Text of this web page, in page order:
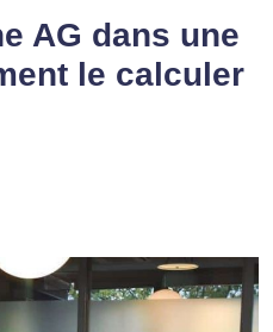
AG dans une
le calculer